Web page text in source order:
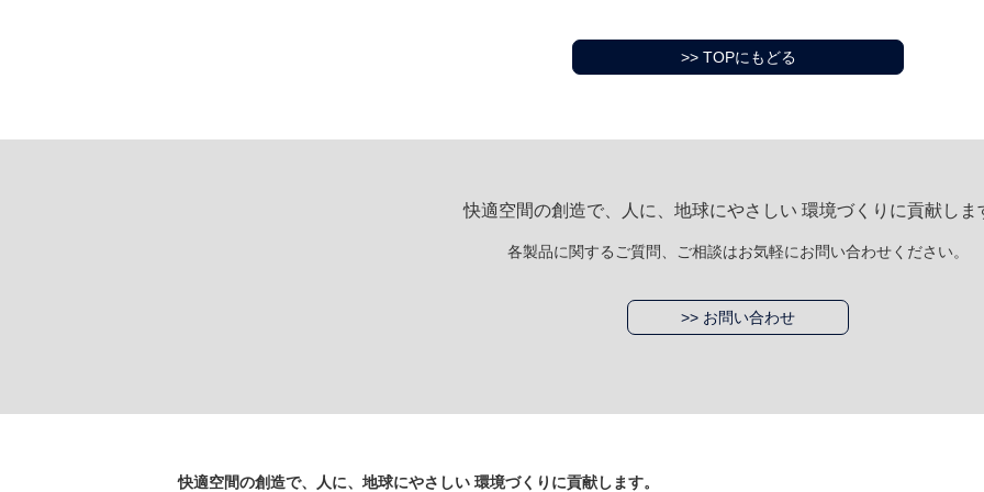
>> TOPにもどる
快適空間の創造で、人に、地球にやさしい 環境づくりに貢献しま
各製品に関するご質問、ご相談はお気軽にお問い合わせください。
>> お問い合わせ
快適空間の創造で、人に、地球にやさしい 環境づくりに貢献します。